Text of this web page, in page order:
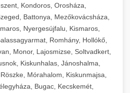
Kondoros, Orosháza,
Battonya, Mezőkovácsháza,
Nyergesújfalu, Kismaros,
Romhány, Hollókő,
Monor, Lajosmizse, Soltvadkert,
Kiskunhalas, Jánoshalma,
Mórahalom, Kiskunmajsa,
Bugac, Kecskemét,